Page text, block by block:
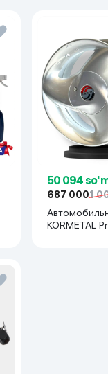
50 094
687 0001
KORMETAL